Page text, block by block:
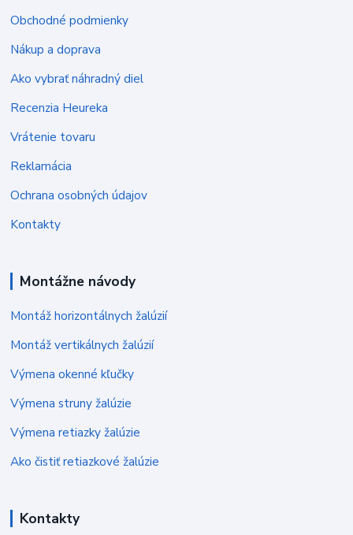
Obchodné podmienky
Nákup a doprava
Ako vybrať náhradný diel
Recenzia Heureka
Vrátenie tovaru
Reklamácia
Ochrana osobných údajov
Kontakty
Montážne návody
Montáž horizontálnych žalúzií
Montáž vertikálnych žalúzií
Výmena okenné kľučky
Výmena struny žalúzie
Výmena retiazky žalúzie
Ako čistiť retiazkové žalúzie
Kontakty